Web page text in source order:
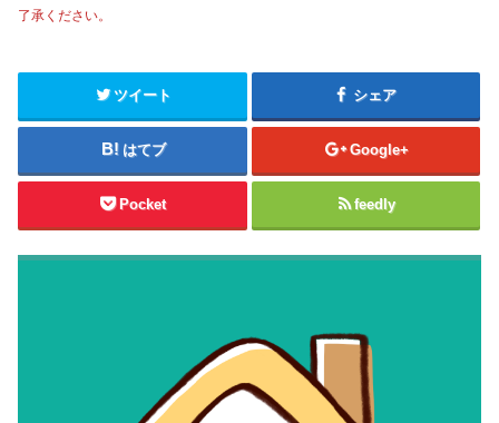
了承ください。
ツイート シェア
はてブ Google+
Pocket feedly